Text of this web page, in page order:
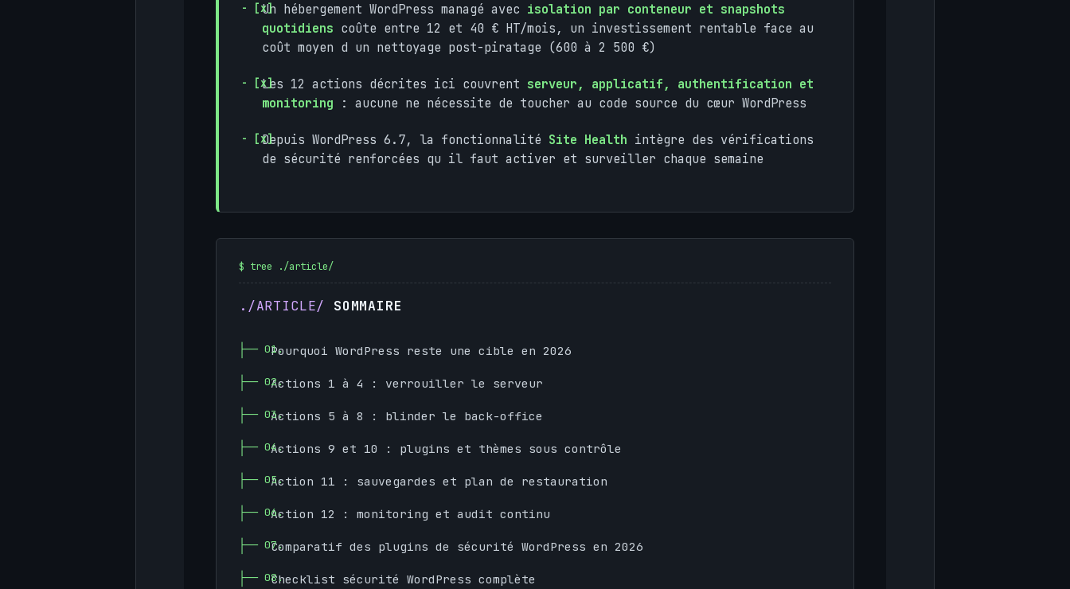
Un hébergement WordPress managé avec isolation par conteneur et snapshots
quotidiens coûte entre 12 et 40 € HT/mois, un investissement rentable face au
coût moyen d un nettoyage post-piratage (600 à 2 500 €)
Les 12 actions décrites ici couvrent serveur, applicatif, authentification et
monitoring : aucune ne nécessite de toucher au code source du cœur WordPress
Depuis WordPress 6.7, la fonctionnalité Site Health intègre des vérifications
de sécurité renforcées qu il faut activer et surveiller chaque semaine
SOMMAIRE
Pourquoi WordPress reste une cible en 2026
Actions 1 à 4 : verrouiller le serveur
Actions 5 à 8 : blinder le back-office
Actions 9 et 10 : plugins et thèmes sous contrôle
Action 11 : sauvegardes et plan de restauration
Action 12 : monitoring et audit continu
Comparatif des plugins de sécurité WordPress en 2026
Checklist sécurité WordPress complète